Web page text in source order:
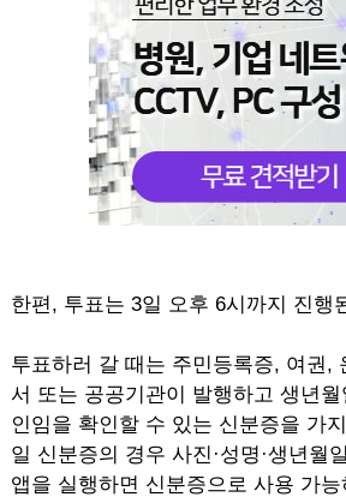
한편, 투표는 3일 오후 6시까지 진행
투표하러 갈 때는 주민등록증, 여권,
서 또는 공공기관이 발행하고 생년
인임을 확인할 수 있는 신분증을 가
일 신분증의 경우 사진·성명·생년월
앱을 실행하면 신분증으로 사용 가